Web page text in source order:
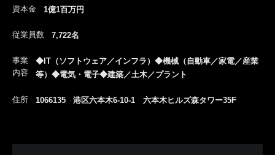
資本金 1億1百万円
従業員数 7,722名
事業
内容
◆IT（ソフトウェア／インフラ）◆機械（自動車／家電／産業
等）◆電気・電子◆建築／土木／プラント
住所 1066135 港区六本木6-10-1 六本木ヒルズ森タワー35F